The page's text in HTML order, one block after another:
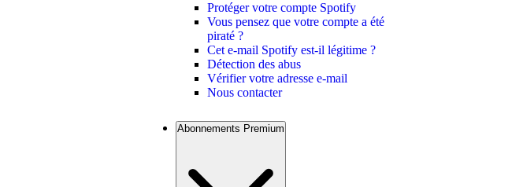
Protéger votre compte Spotify
Vous pensez que votre compte a été
piraté ?
Cet e-mail Spotify est-il légitime ?
Détection des abus
Vérifier votre adresse e-mail
Nous contacter
Abonnements Premium